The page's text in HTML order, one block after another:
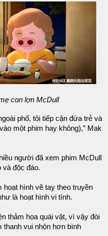
con lợn McDull
phố, tôi tiếp cận đứa trẻ và
một phim hay không),” Mak
người đã xem phim McDull
và độc đáo.
hoạt hình vẽ tay theo truyền
là hoạt hình vi tính.
thảm họa quái vật, vì vậy đòi
thanh vui nhộn hơn bình